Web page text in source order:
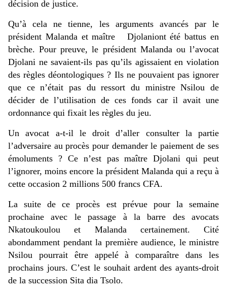
décision de justice.
Qu’à cela ne tienne, les arguments avancés par le
président Malanda et maître Djolaniont été battus en
brèche. Pour preuve, le président Malanda ou l’avocat
Djolani ne savaient-ils pas qu’ils agissaient en violation
des règles déontologiques ? Ils ne pouvaient pas ignorer
que ce n’était pas du ressort du ministre Nsilou de
décider de l’utilisation de ces fonds car il avait une
ordonnance qui fixait les règles du jeu.
Un avocat a-t-il le droit d’aller consulter la partie
l’adversaire au procès pour demander le paiement de ses
émoluments ? Ce n’est pas maître Djolani qui peut
l’ignorer, moins encore la président Malanda qui a reçu à
cette occasion 2 millions 500 francs CFA.
La suite de ce procès est prévue pour la semaine
prochaine avec le passage à la barre des avocats
Nkatoukoulou et Malanda certainement. Cité
abondamment pendant la première audience, le ministre
Nsilou pourrait être appelé à comparaître dans les
prochains jours. C’est le souhait ardent des ayants-droit
de la succession Sita dia Tsolo.